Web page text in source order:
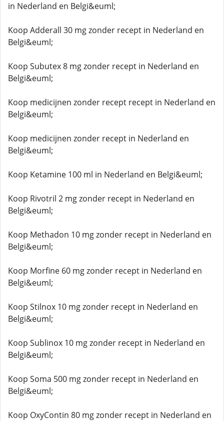
in Nederland en Belgi&euml;
Koop Adderall 30 mg zonder recept in Nederland en
Belgi&euml;
Koop Subutex 8 mg zonder recept in Nederland en
Belgi&euml;
Koop medicijnen zonder recept recept in Nederland en
Belgi&euml;
Koop medicijnen zonder recept in Nederland en
Belgi&euml;
Koop Ketamine 100 ml in Nederland en Belgi&euml;
Koop Rivotril 2 mg zonder recept in Nederland en
Belgi&euml;
Koop Methadon 10 mg zonder recept in Nederland en
Belgi&euml;
Koop Morfine 60 mg zonder recept in Nederland en
Belgi&euml;
Koop Stilnox 10 mg zonder recept in Nederland en
Belgi&euml;
Koop Sublinox 10 mg zonder recept in Nederland en
Belgi&euml;
Koop Soma 500 mg zonder recept in Nederland en
Belgi&euml;
Koop OxyContin 80 mg zonder recept in Nederland en